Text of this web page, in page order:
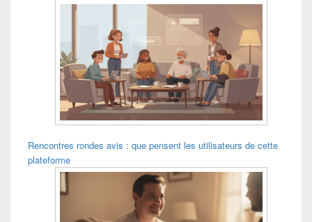
Rencontres rondes avis : que pensent les utilisateurs de cette
plateforme